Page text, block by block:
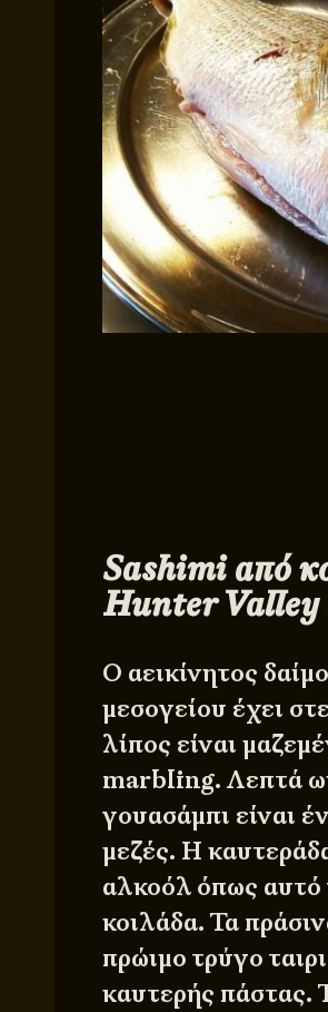
Sashimi από
Hunter Valley
Ο αεικίνητος
μεσογείου έχει
λίπος είναι
marbling. Λεπτά
γουασάμπι είναι
μεζές. Η
αλκοόλ όπως
κοιλάδα. Τα
πρώιμο τρύγο
καυτερής πάστας.